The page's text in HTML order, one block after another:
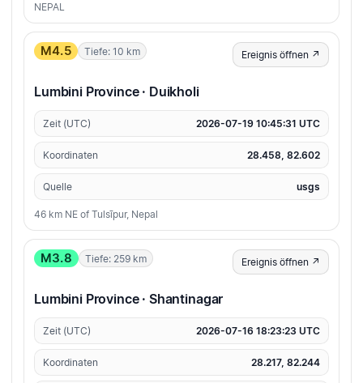
NEPAL
M4.5 Tiefe: 10 km Ereignis öffnen ↗
Lumbini Province · Duikholi
Zeit (UTC) 2026-07-19 10:45:31 UTC
Koordinaten 28.458, 82.602
Quelle usgs
46 km NE of Tulsīpur, Nepal
M3.8 Tiefe: 259 km Ereignis öffnen ↗
Lumbini Province · Shantinagar
Zeit (UTC) 2026-07-16 18:23:23 UTC
Koordinaten 28.217, 82.244